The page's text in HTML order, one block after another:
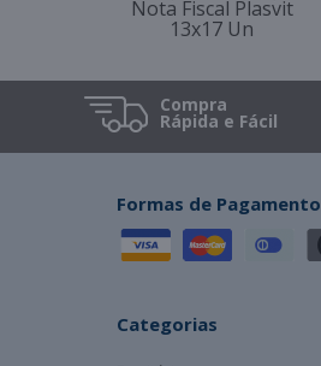
Nota Fiscal Plasvit
13x17 Un
Compra
Rápida e Fácil
Formas de Pagamento
Categorias